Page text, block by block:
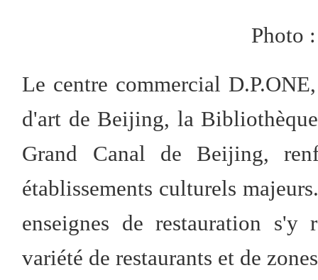
Photo
Le centre commercial
d'art de Beijing, la
Grand Canal de Beijing,
établissements culturels
enseignes de restauration s'y
variété de restaurants et de